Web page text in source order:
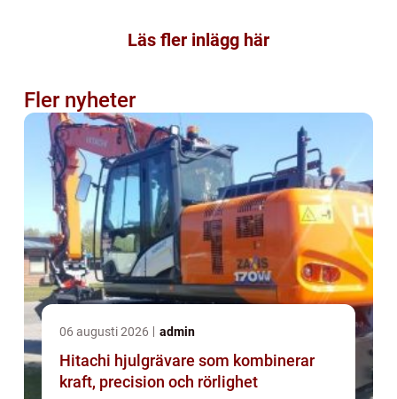
Läs fler inlägg här
Fler nyheter
06 augusti 2026 admin
Hitachi hjulgrävare som kombinerar
kraft, precision och rörlighet